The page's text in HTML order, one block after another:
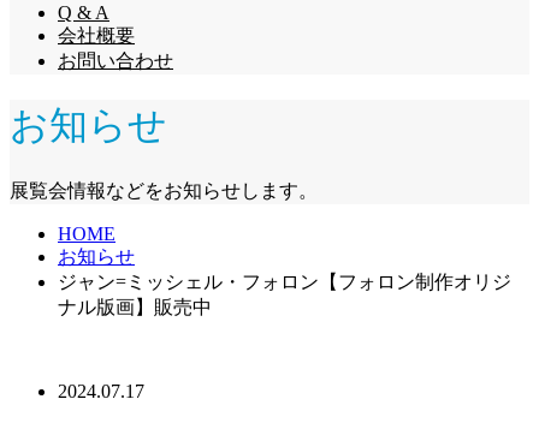
Q & A
会社概要
お問い合わせ
お知らせ
展覧会情報などをお知らせします。
HOME
お知らせ
ジャン=ミッシェル・フォロン【フォロン制作オリジ
ナル版画】販売中
2024.07.17